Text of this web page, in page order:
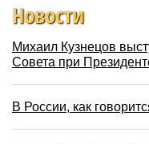
Новости
Михаил Кузнецов
Совета при
В России, как